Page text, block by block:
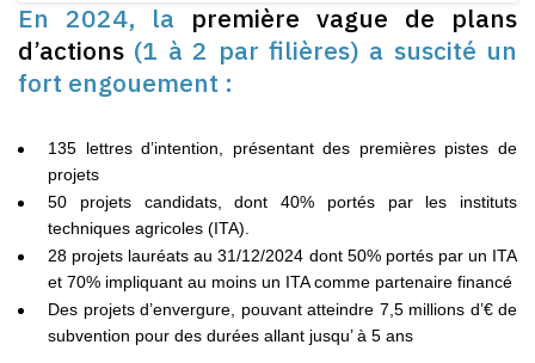
En 2024, la première vague de plans
d’actions (1 à 2 par filières) a suscité un
fort engouement :
135 lettres d’intention, présentant des premières pistes de
projets
50 projets candidats, dont 40% portés par les instituts
techniques agricoles (ITA).
28 projets lauréats au 31/12/2024 dont 50% portés par un ITA
et 70% impliquant au moins un ITA comme partenaire financé
Des projets d’envergure, pouvant atteindre 7,5 millions d’€ de
subvention pour des durées allant jusqu’ à 5 ans